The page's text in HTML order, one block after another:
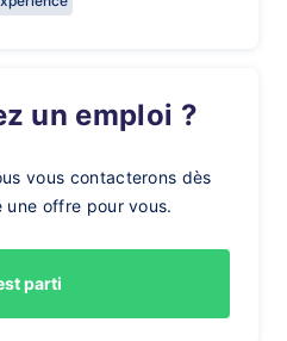
un emploi ?
vous contacterons dès
une offre pour vous.
parti